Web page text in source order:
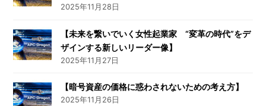
2025年11月28日
【未来を繋いでいく女性起業家 “変革の時代”をデ
ザインする新しいリーダー像】
2025年11月27日
【暗号資産の価格に惑わされないための考え方】
2025年11月26日